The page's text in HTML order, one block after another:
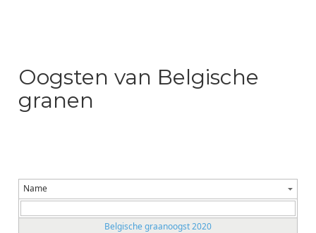
Oogsten van Belgische
granen
Name
Belgische graanoogst 2020